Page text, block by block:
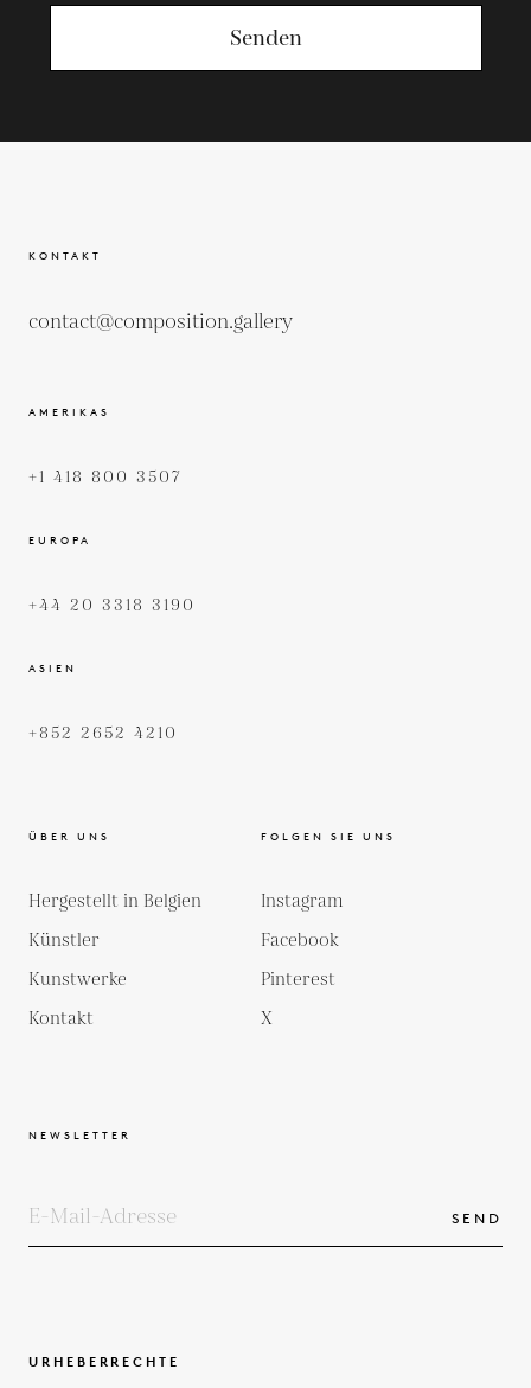
Senden
KONTAKT
contact@composition.gallery
AMERIKAS
+1 418 800 3507
EUROPA
+44 20 3318 3190
ASIEN
+852 2652 4210
ÜBER UNS
Hergestellt in Belgien
Künstler
Kunstwerke
Kontakt
FOLGEN SIE UNS
Instagram
Facebook
Pinterest
X
NEWSLETTER
SEND
URHEBERRECHTE